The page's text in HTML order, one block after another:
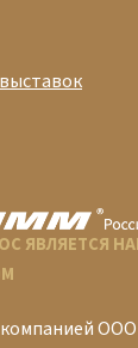
ЯВЛЯЕТСЯ